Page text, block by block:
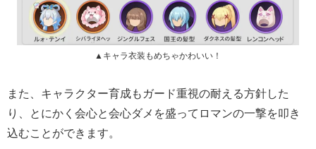
▲キャラ衣装もめちゃかわいい！
また、キャラクター育成もガード重視の耐える方針した
り、とにかく会心と会心ダメを盛ってロマンの一撃を叩き
込むことができます。